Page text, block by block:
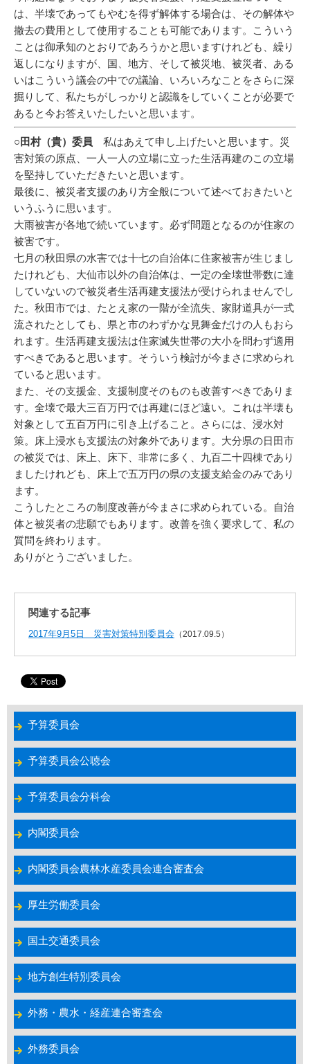
は、半壊であってもやむを得ず解体する場合は、その解体や
撤去の費用として使用することも可能であります。こういう
ことは御承知のとおりであろうかと思いますけれども、繰り
返しになりますが、国、地方、そして被災地、被災者、ある
いはこういう議会の中での議論、いろいろなことをさらに深
掘りして、私たちがしっかりと認識をしていくことが必要で
あると今お答えいたしたいと思います。
○田村（貴）委員 私はあえて申し上げたいと思います。災
害対策の原点、一人一人の立場に立った生活再建のこの立場
を堅持していただきたいと思います。
最後に、被災者支援のあり方全般について述べておきたいと
いうふうに思います。
大雨被害が各地で続いています。必ず問題となるのが住家の
被害です。
七月の秋田県の水害では十七の自治体に住家被害が生じまし
たけれども、大仙市以外の自治体は、一定の全壊世帯数に達
していないので被災者生活再建支援法が受けられませんでし
た。秋田市では、たとえ家の一階が全流失、家財道具が一式
流されたとしても、県と市のわずかな見舞金だけの人もおら
れます。生活再建支援法は住家滅失世帯の大小を問わず適用
すべきであると思います。そういう検討が今まさに求められ
ていると思います。
また、その支援金、支援制度そのものも改善すべきでありま
す。全壊で最大三百万円では再建にほど遠い。これは半壊も
対象として五百万円に引き上げること。さらには、浸水対
策。床上浸水も支援法の対象外であります。大分県の日田市
の被災では、床上、床下、非常に多く、九百二十四棟であり
ましたけれども、床上で五万円の県の支援支給金のみであり
ます。
こうしたところの制度改善が今まさに求められている。自治
体と被災者の悲願でもあります。改善を強く要求して、私の
質問を終わります。
ありがとうございました。
関連する記事
2017年9月5日 災害対策特別委員会 （2017.09.5）
予算委員会
予算委員会公聴会
予算委員会分科会
内閣委員会
内閣委員会農林水産委員会連合審査会
厚生労働委員会
国土交通委員会
地方創生特別委員会
外務・農水・経産連合審査会
外務委員会